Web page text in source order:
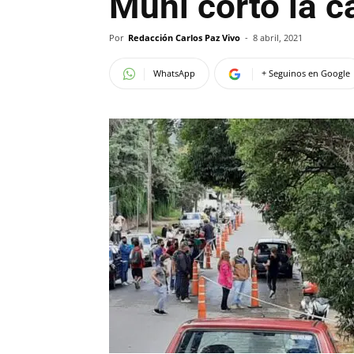
Por Redacción Carlos Paz Vivo - 8 abril, 2021
WhatsApp + Seguinos en Google